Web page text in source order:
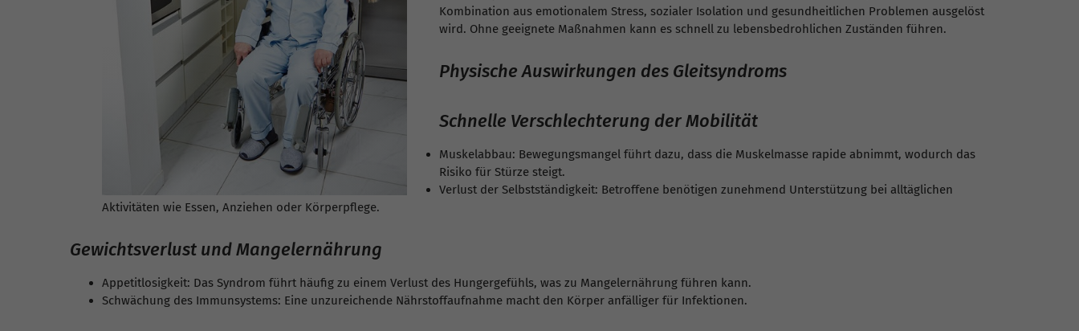
Kombination aus emotionalem Stress, sozialer Isolation und gesundheitlichen Problemen ausgelöst
wird. Ohne geeignete Maßnahmen kann es schnell zu lebensbedrohlichen Zuständen führen.
Physische Auswirkungen des Gleitsyndroms
Schnelle Verschlechterung der Mobilität
Muskelabbau: Bewegungsmangel führt dazu, dass die Muskelmasse rapide abnimmt, wodurch das
Risiko für Stürze steigt.
Verlust der Selbstständigkeit: Betroffene benötigen zunehmend Unterstützung bei alltäglichen
Aktivitäten wie Essen, Anziehen oder Körperpflege.
Gewichtsverlust und Mangelernährung
Appetitlosigkeit: Das Syndrom führt häufig zu einem Verlust des Hungergefühls, was zu Mangelernährung führen kann.
Schwächung des Immunsystems: Eine unzureichende Nährstoffaufnahme macht den Körper anfälliger für Infektionen.